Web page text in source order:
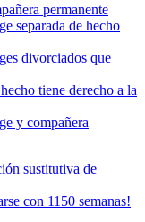
permanente
separada de hecho
divorciados que
tiene derecho a la
y compañera
sustitutiva de
con 1150 semanas!